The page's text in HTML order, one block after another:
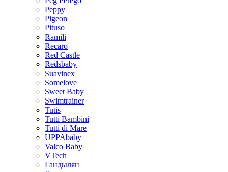
Peppy
Pigeon
Pituso
Ramili
Recaro
Red Castle
Redsbaby
Suavinex
Somelove
Sweet Baby
Swimtrainer
Tutis
Tutti Bambini
Tutti di Mare
UPPAbaby
Valco Baby
VTech
Гандылян